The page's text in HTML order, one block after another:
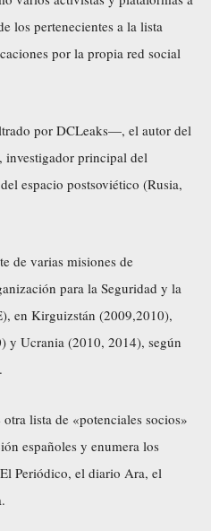
los pertenecientes a la lista
por la propia red social
por DCLeaks—, el autor del
investigador principal del
espacio postsoviético (Rusia,
de varias misiones de
para la Seguridad y la
en Kirguizstán (2009,2010),
y Ucrania (2010, 2014), según
lista de «potenciales socios»
españoles y enumera los
Periódico, el diario Ara, el